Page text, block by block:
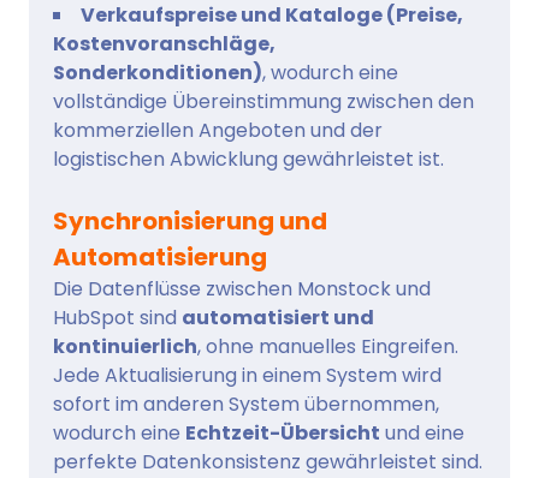
Verkaufspreise und Kataloge (Preise,
Kostenvoranschläge,
Sonderkonditionen), wodurch eine
vollständige Übereinstimmung zwischen den
kommerziellen Angeboten und der
logistischen Abwicklung gewährleistet ist.
Synchronisierung und
Automatisierung
Die Datenflüsse zwischen Monstock und
HubSpot sind automatisiert und
kontinuierlich, ohne manuelles Eingreifen.
Jede Aktualisierung in einem System wird
sofort im anderen System übernommen,
wodurch eine Echtzeit-Übersicht und eine
perfekte Datenkonsistenz gewährleistet sind.